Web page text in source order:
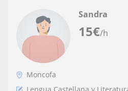
15€/h
Sandra
Moncofa